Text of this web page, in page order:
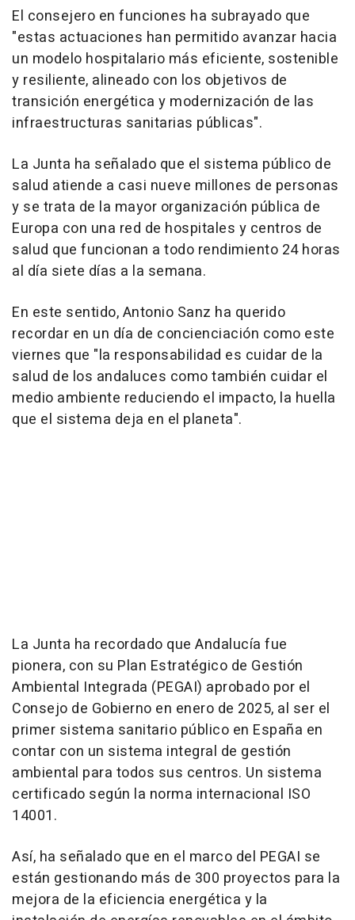
El consejero en funciones ha subrayado que
"estas actuaciones han permitido avanzar hacia
un modelo hospitalario más eficiente, sostenible
y resiliente, alineado con los objetivos de
transición energética y modernización de las
infraestructuras sanitarias públicas".
La Junta ha señalado que el sistema público de
salud atiende a casi nueve millones de personas
y se trata de la mayor organización pública de
Europa con una red de hospitales y centros de
salud que funcionan a todo rendimiento 24 horas
al día siete días a la semana.
En este sentido, Antonio Sanz ha querido
recordar en un día de concienciación como este
viernes que "la responsabilidad es cuidar de la
salud de los andaluces como también cuidar el
medio ambiente reduciendo el impacto, la huella
que el sistema deja en el planeta".
La Junta ha recordado que Andalucía fue
pionera, con su Plan Estratégico de Gestión
Ambiental Integrada (PEGAI) aprobado por el
Consejo de Gobierno en enero de 2025, al ser el
primer sistema sanitario público en España en
contar con un sistema integral de gestión
ambiental para todos sus centros. Un sistema
certificado según la norma internacional ISO
14001.
Así, ha señalado que en el marco del PEGAI se
están gestionando más de 300 proyectos para la
mejora de la eficiencia energética y la